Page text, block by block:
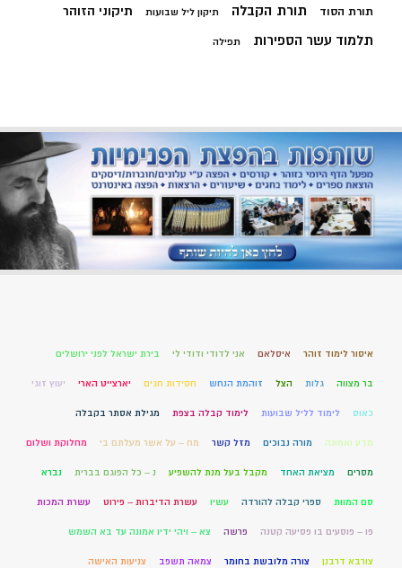
תורת הסוד תורת הקבלה תיקון ליל שבועות תיקוני הזוהר
תלמוד עשר הספירות תפילה
איסור לימוד זוהר איסלאם אני לדודי ודודי לי בירת ישראל לפני ירושלים
בר מצווה גלות הצל זוהמת הנחש חסידות חגים יארצייט הארי יעוץ זוגי
כאוס לימוד לליל שבועות לימוד קבלה בצפת מגילת אסתר בקבלה
מדע ואמונה מורה נבוכים מזל קשר מח – על אשר מעלתם בי מחלוקת ושלום
מסרים מציאת האחד מקבל בעל מנת להשפיע נ – כל הפוגם בברית נברא
סם המוות ספרי קבלה להורדה עשיו עשרת הדיברות – פירוט עשרת המכות
פו – פוסעים בו פסיעה קטנה פרשה צא – ויהי ידיו אמונה עד בא השמש
צורבא דרבנן צורה מלובשת בחומר צמאה תשפב צניעות האישה